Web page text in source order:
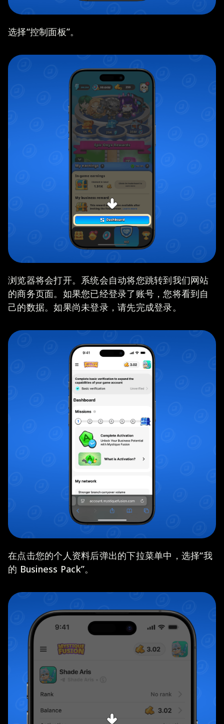
选择“控制面板”。
浏览器将会打开。系统会自动将您跳转到我们网站
的商务页面。如果您已经登录了账号，您将看到自
己的数据。如果尚未登录，请先完成登录。
在点击您的个人资料后弹出的下拉菜单中，选择“我
的 Business Pack”。